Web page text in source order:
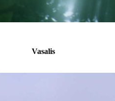
Vasalis